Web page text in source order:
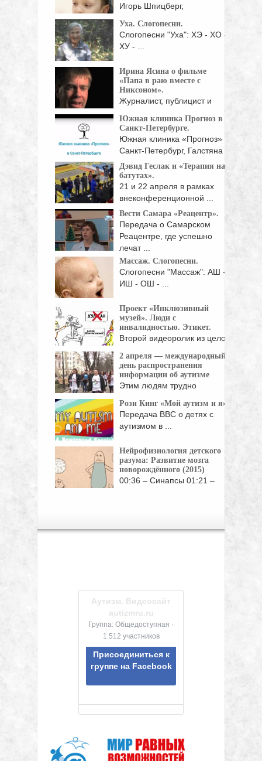
Игорь Шпицберг,
реабилитации инвалидов
детства ...
Уха. Слогопесни.
Слогопесни "Уха": ХЭ - ХО -
ХУ - ...
Ирина Ясина о фильме
«Папа в раю вместе с
Никсоном».
Журналист, публицист и
Ясина, автор ...
Южная клиника Прогноз в
Санкт-Петербурге.
Южная клиника «Прогноз» г.
Санкт-Петербург, Галстяна
ул., ...
Дэвид Геслак и «Терапия на
батутах».
21 и 22 апреля в рамках
внеконференционной ...
Вести Самара «Реацентр».
Передача о Самарском
Реацентре, где успешно
лечат ...
Массаж. Слогопесни.
Слогопесни "Массаж": АШ -
ИШ - ОШ - ...
Проект «Инклюзивный
музей». Люди с
инвалидностью. Этикет.
Второй видеоролик из целой
пониманию ...
2 апреля — международный
день распространения
информации об аутизме
Этим людям трудно
...
Рози Кинг «Мой аутизм и я»
Передача ВВС о детях с
аутизмом в ...
Нейрофизиология детского
разума: Развитие мозга
новорождённого (2015)
00:36 – Синапсы 01:21 –
Аутизм. Видеосайт
autizmru.ru
Группа: Общедоступная ·
1 512 участников
Присоединиться к
группе на Facebook